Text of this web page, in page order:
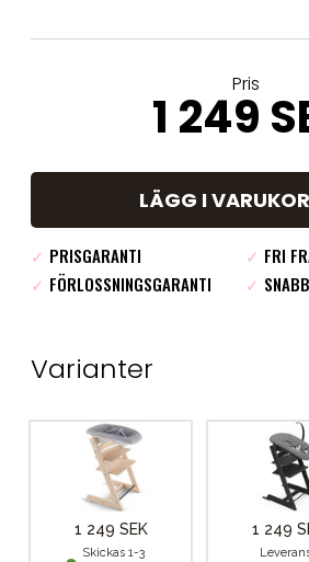
Pris
1 249
LÄGG I
✓ PRISGARANTI ✓ FRI
✓ FÖRLOSSNINGSGARANTI ✓
Varianter
1 249 SEK
Skickas 1-3
1 249